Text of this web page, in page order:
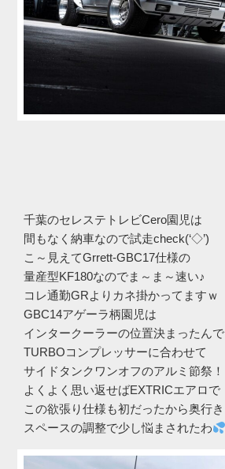
千葉のセレステトレビCero園児は
間もなく納車なので試走check(‘◇’)ゞ
こ～見えてGrrett-GBC17仕様の
量産型KF180なのでま～ま～速い♪
コレ通勤GRよりカネ掛かってますｗ
GBC14アゲーラ柄園児は
インタークーラーの位置決まったんで
TURBOコンプレッサーに合わせて
サイドタンクワンオフのアルミ節祭！
よくよく思い返せばEXTRICエアロで
この欲張り仕様も初だったから奥行き
スペースの調整で少し悩まされたわ